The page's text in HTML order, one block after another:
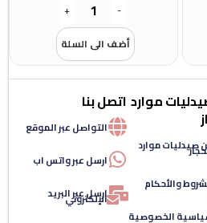
-
+
أضف الى السلة
موارد
صيدليات موارد
والأحكام
الخصوصية
اتصل بنا
التواصل عبر الموقع
ارسل عبر واتس اب
ارسل عبر البريد
الإلكتروني